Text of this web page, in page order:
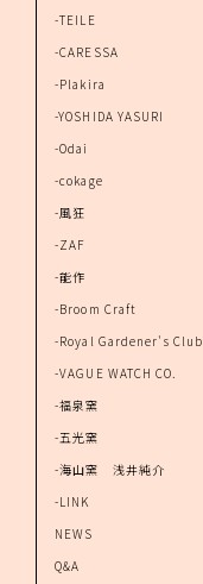
-TEILE
-CARESSA
-Plakira
-YOSHIDA YASURI
-Odai
-cokage
-風狂
-ZAF
-能作
-Broom Craft
-Royal Gardener's Club
-VAGUE WATCH CO.
-福泉窯
-五光窯
-海山窯 浅井純介
-LINK
NEWS
Q&A